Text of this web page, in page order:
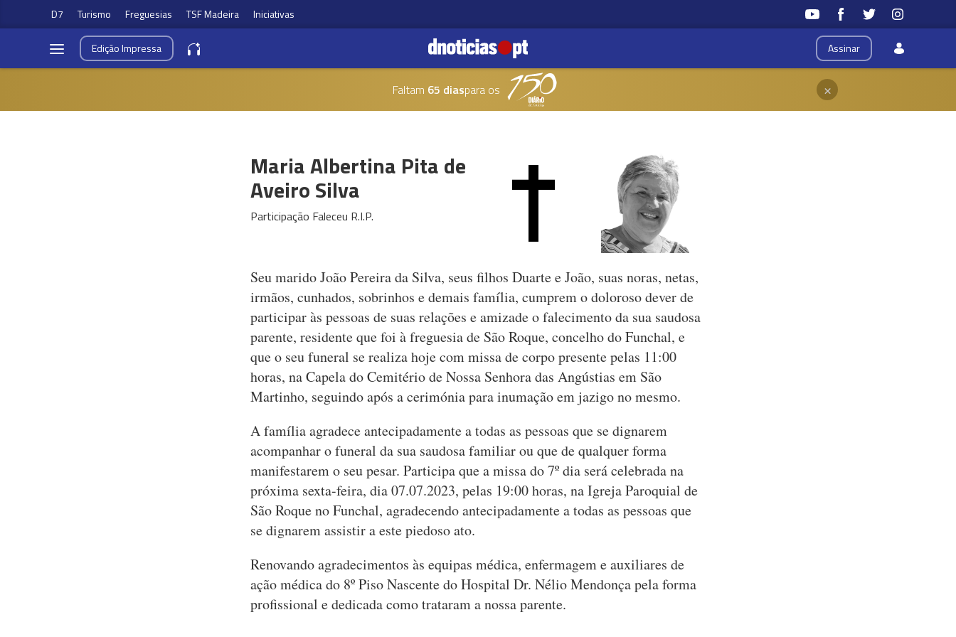
D7 Turismo Freguesias TSF Madeira Iniciativas
Assinar
EdiçãoImpressa
Faltam 65 diaspara os ×
Maria Albertina Pita de
Aveiro Silva
Participação Faleceu R.I.P.
Seu marido João Pereira da Silva, seus filhos Duarte e João, suas noras, netas,
irmãos, cunhados, sobrinhos e demais família, cumprem o doloroso dever de
participar às pessoas de suas relações e amizade o falecimento da sua saudosa
parente, residente que foi à freguesia de São Roque, concelho do Funchal, e
que o seu funeral se realiza hoje com missa de corpo presente pelas 11:00
horas, na Capela do Cemitério de Nossa Senhora das Angústias em São
Martinho, seguindo após a cerimónia para inumação em jazigo no mesmo.
A família agradece antecipadamente a todas as pessoas que se dignarem
acompanhar o funeral da sua saudosa familiar ou que de qualquer forma
manifestarem o seu pesar. Participa que a missa do 7º dia será celebrada na
próxima sexta-feira, dia 07.07.2023, pelas 19:00 horas, na Igreja Paroquial de
São Roque no Funchal, agradecendo antecipadamente a todas as pessoas que
se dignarem assistir a este piedoso ato.
Renovando agradecimentos às equipas médica, enfermagem e auxiliares de
ação médica do 8º Piso Nascente do Hospital Dr. Nélio Mendonça pela forma
profissional e dedicada como trataram a nossa parente.